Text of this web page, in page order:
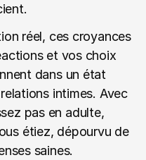
réel, ces croyances
et vos choix
dans un état
intimes. Avec
pas en adulte,
étiez, dépourvu de
saines.